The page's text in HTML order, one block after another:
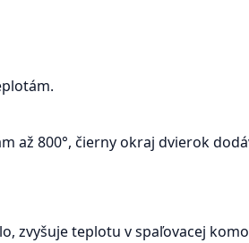
až 800°, čierny okraj dvierok
zvyšuje teplotu v spaľovacej